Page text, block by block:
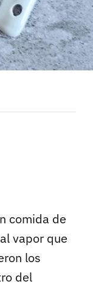
comida de
vapor que
los
del